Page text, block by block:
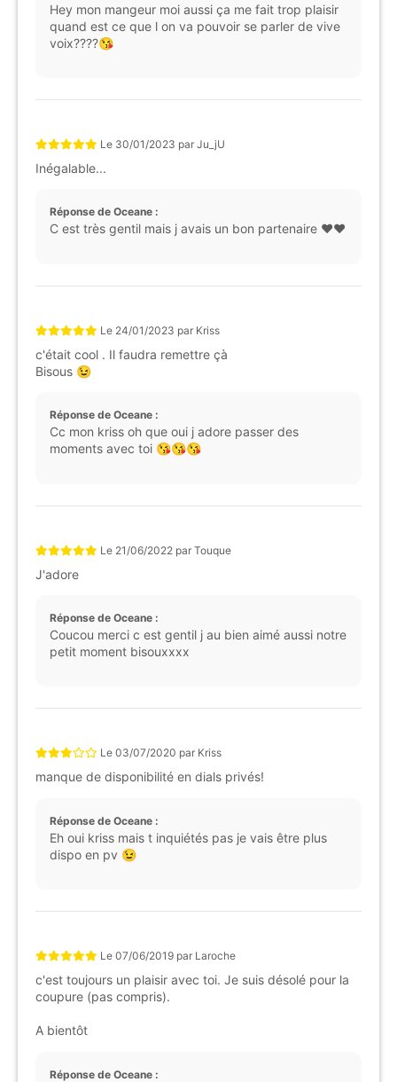
Hey mon mangeur moi aussi ça me fait trop plaisir
quand est ce que l on va pouvoir se parler de vive
voix????😘
Le 30/01/2023 par Ju_jU
Inégalable...
Réponse de Oceane :
C est très gentil mais j avais un bon partenaire ❤️❤️
Le 24/01/2023 par Kriss
c'était cool . Il faudra remettre çà
Bisous 😉
Réponse de Oceane :
Cc mon kriss oh que oui j adore passer des
moments avec toi 😘😘😘
Le 21/06/2022 par Touque
J'adore
Réponse de Oceane :
Coucou merci c est gentil j au bien aimé aussi notre
petit moment bisouxxxx
Le 03/07/2020 par Kriss
manque de disponibilité en dials privés!
Réponse de Oceane :
Eh oui kriss mais t inquiétés pas je vais être plus
dispo en pv 😉
Le 07/06/2019 par Laroche
c'est toujours un plaisir avec toi. Je suis désolé pour la
coupure (pas compris).
A bientôt
Réponse de Oceane :